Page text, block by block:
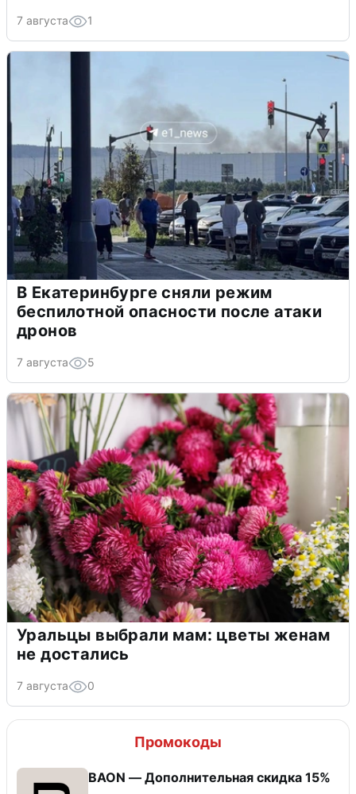
7 августа 1
В Екатеринбурге сняли режим
беспилотной опасности после атаки
дронов
7 августа 5
Уральцы выбрали мам: цветы женам
не достались
7 августа 0
Промокоды
BAON — Дополнительная скидка 15%